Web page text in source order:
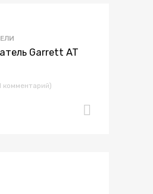
Garrett AT
комментарий)